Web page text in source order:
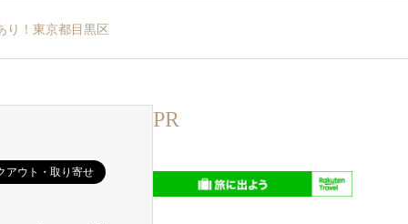
り！東京都目黒区
アウト・取り寄せ
PR